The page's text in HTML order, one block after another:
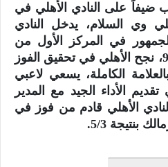
ضيفاً على النادي الأهلي في
وي السلام، يدخل النادي
في المركز الأول من
ترتيب الجدول بعدد نقاط 9، نجح الأهلي في تحقيق الفوز
الكاملة، يسعي لاعبي
الأداء الجيد مع المدير
الأهلي قادم من فوز في
بنتيجة 5/3.